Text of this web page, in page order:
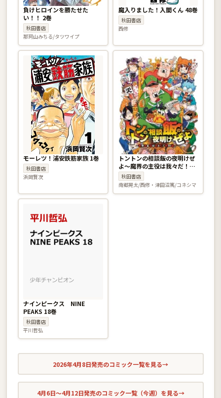
負けヒロインを勝たせた
い！！ 2巻
秋田書店
那珂山みちる/タツワイプ
魔入りました！入間くん 48巻
秋田書店
西修
モーレツ！浦安鉄筋家族 1巻
秋田書店
浜岡賢次
トントンの相談飯の夜明けぜ
よ〜魔界の主役は我々だ！特
別編〜
秋田書店
南郷晃太/西修・津田沼篤/コネシマ
ナインピークス NINE
PEAKS 18巻
秋田書店
平川哲弘
2026年4月8日発売のコミック一覧を見る→
4月6日〜4月12日発売のコミック一覧（今週）を見る→